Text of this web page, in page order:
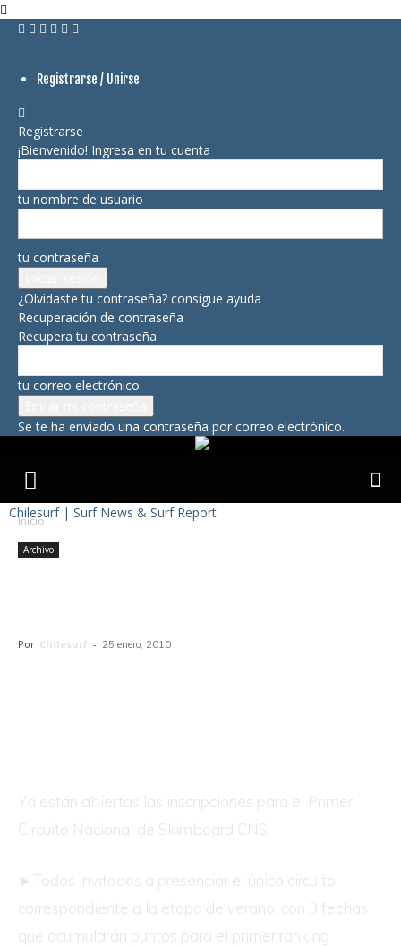
Registrarse / Unirse
Registrarse
¡Bienvenido! Ingresa en tu cuenta
tu nombre de usuario
tu contraseña
¿Olvidaste tu contraseña? consigue ayuda
Recuperación de contraseña
Recupera tu contraseña
tu correo electrónico
Se te ha enviado una contraseña por correo electrónico.
Chilesurf | Surf News & Surf Report
Inicio
Archivo
Por Chilesurf - 25 enero, 2010
Ya están abiertas las inscripciones para el Primer
Circuito Nacional de Skimboard CNS
►Todos invitados a presenciar el único circuito,
correspondiente a la etapa de verano, con 3 fechas
que acumularán puntos para el primer ranking